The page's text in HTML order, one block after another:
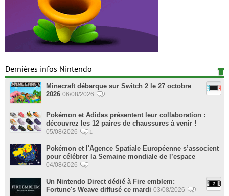
Dernières infos Nintendo
Minecraft débarque sur Switch 2 le 27 octobre
2026 06/08/2026
Pokémon et Adidas présentent leur collaboration :
découvrez les 12 paires de chaussures à venir !
05/08/2026 1
Pokémon et l'Agence Spatiale Européenne s’associent
pour célébrer la Semaine mondiale de l’espace
04/08/2026
Un Nintendo Direct dédié à Fire emblem:
Fortune's Weave diffusé ce mardi 03/08/2026